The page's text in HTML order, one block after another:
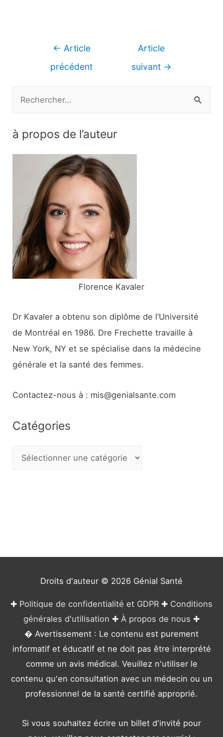
Navigation
← Article
précédent
Article
suivant →
h
:
à propos de l’auteur
Florence Kavaler
Dr Kavaler a obtenu son diplôme de l’Université
de Montréal en 1986. Dre Frechette travaille à
New York, NY et se spécialise dans la médecine
générale et la santé des femmes.
Contactez-nous à : mis@genialsante.com
Catégories
Droits d'auteur © 2026 Génial Santé
✚ Politique de confidentialité et GDPR ✚ Conditions
générales d'utilisation ✚ À propos de nous ✚
� Avertissement : Le contenu est purement
informatif et éducatif et ne doit pas être interprété
comme un avis médical. Veuillez n'utiliser le
contenu qu'en consultation avec un médecin ou un
professionnel de la santé certifié approprié.
Si vous souhaitez écrire un billet d'invité pour